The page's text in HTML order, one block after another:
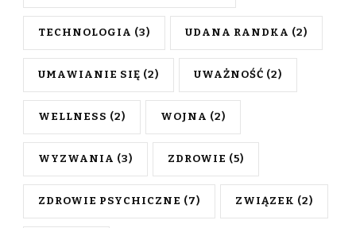
TECHNOLOGIA (3) UDANA RANDKA (2)
UMAWIANIE SIĘ (2) UWAŻNOŚĆ (2)
WELLNESS (2) WOJNA (2)
WYZWANIA (3) ZDROWIE (5)
ZDROWIE PSYCHICZNE (7) ZWIĄZEK (2)